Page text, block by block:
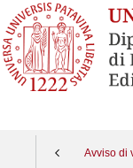
Avviso di